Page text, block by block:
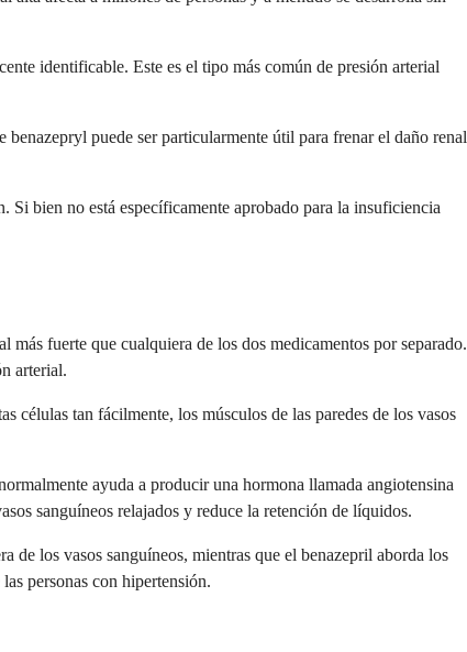
identificable. Este es el tipo más común de presión arterial
puede ser particularmente útil para frenar el daño renal
Si bien no está específicamente aprobado para la insuficiencia
fuerte que cualquiera de los dos medicamentos por separado.
arterial.
células tan fácilmente, los músculos de las paredes de los vasos
ayuda a producir una hormona llamada angiotensina
sanguíneos relajados y reduce la retención de líquidos.
de los vasos sanguíneos, mientras que el benazepril aborda los
personas con hipertensión.